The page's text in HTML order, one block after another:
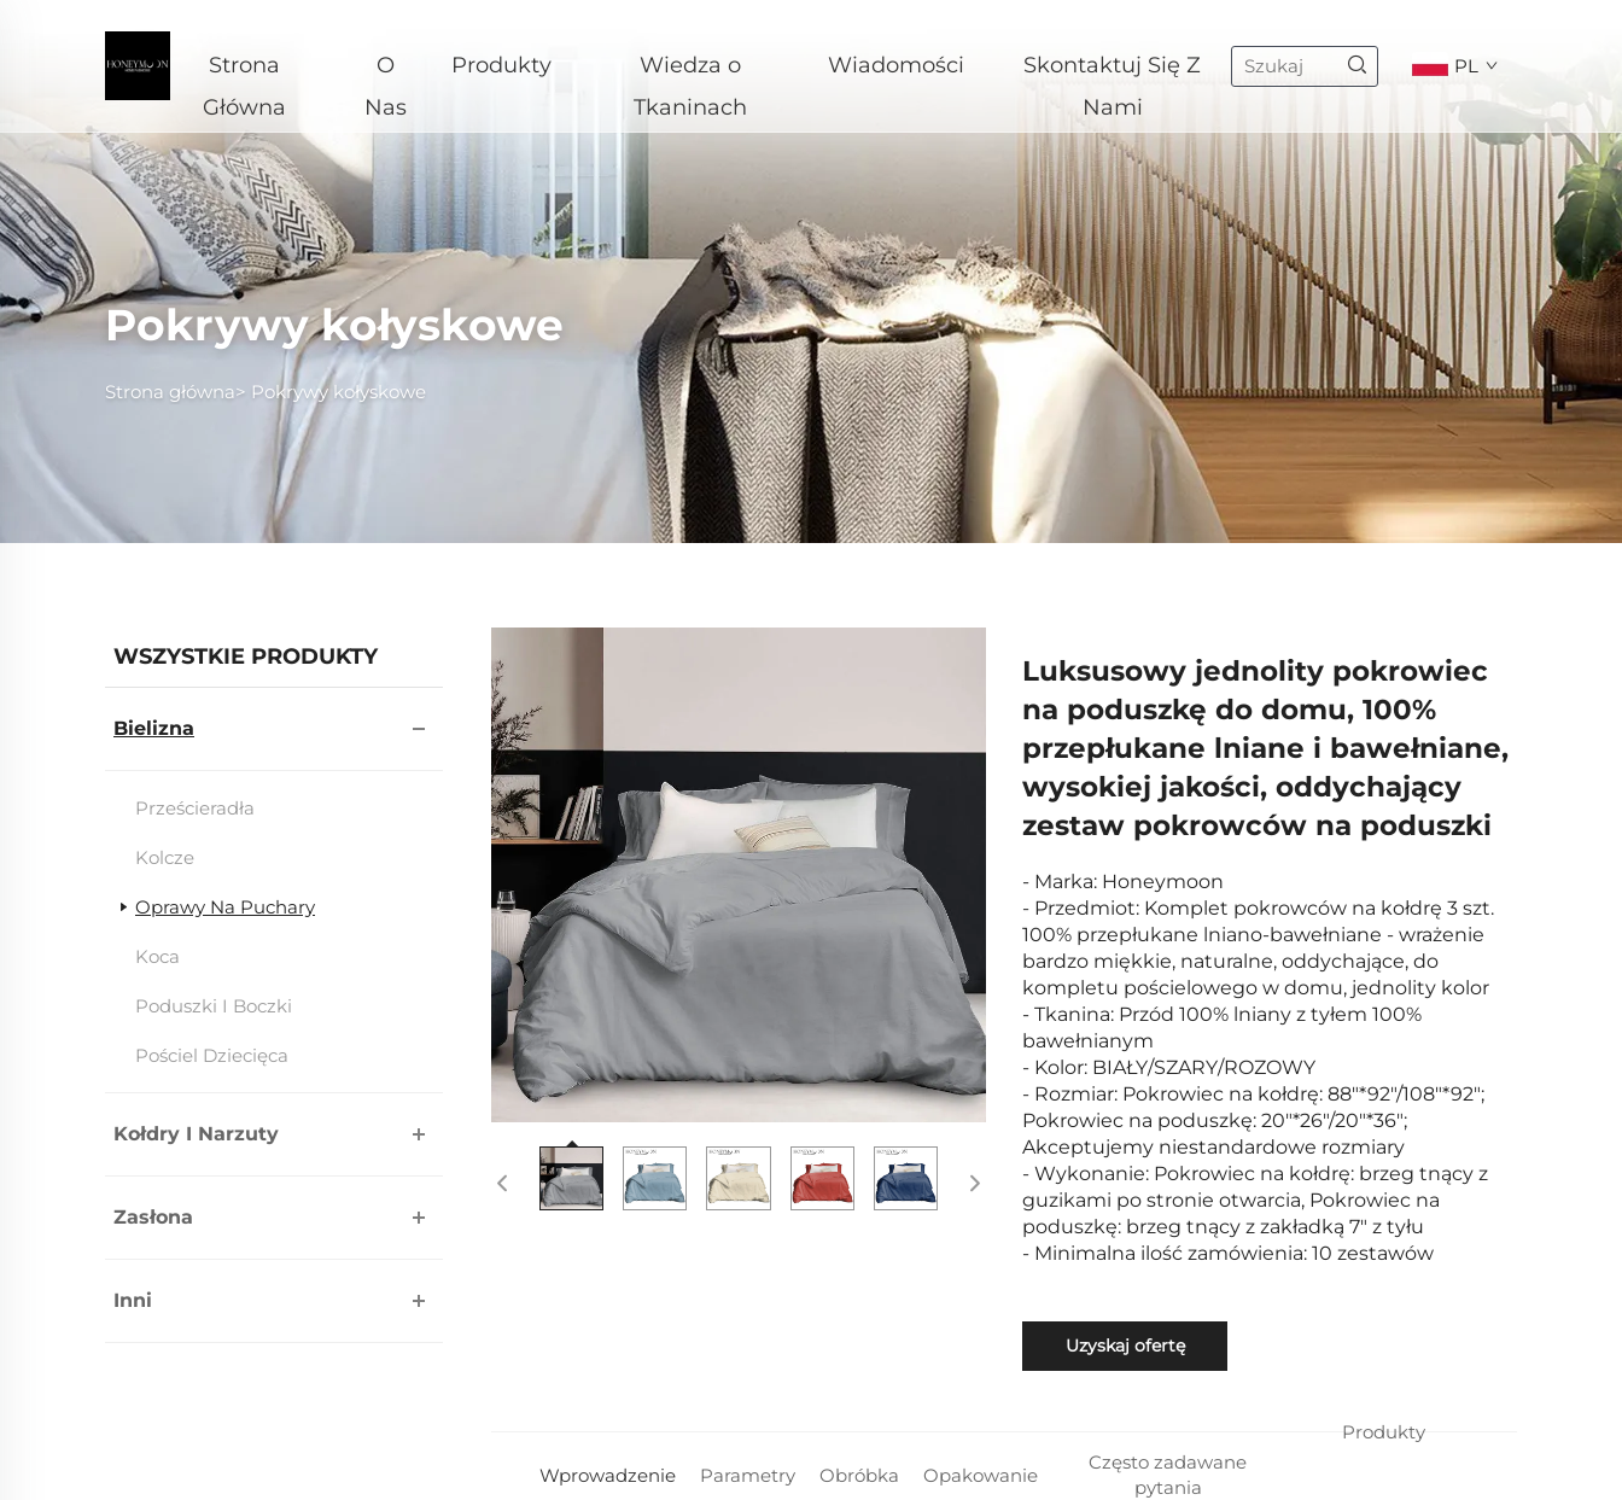
Strona
Główna
O
Nas
Produkty
Wiedza o
Tkaninach
Wiadomości
Skontaktuj Się Z
Nami
PL
Pokrywy kołyskowe
Strona główna> Pokrywy kołyskowe
WSZYSTKIE PRODUKTY
Bielizna
Prześcieradła
Kolcze
Oprawy Na Puchary
Koca
Poduszki I Boczki
Pościel Dziecięca
Kołdry I Narzuty
Zasłona
Inni
Luksusowy jednolity pokrowiec
na poduszkę do domu, 100%
przepłukane lniane i bawełniane,
wysokiej jakości, oddychający
zestaw pokrowców na poduszki
- Marka: Honeymoon
- Przedmiot: Komplet pokrowców na kołdrę 3 szt.
100% przepłukane lniano-bawełniane - wrażenie
bardzo miękkie, naturalne, oddychające, do
kompletu pościelowego w domu, jednolity kolor
- Tkanina: Przód 100% lniany z tyłem 100%
bawełnianym
- Kolor: BIAŁY/SZARY/ROZOWY
- Rozmiar: Pokrowiec na kołdrę: 88"*92"/108"*92";
Pokrowiec na poduszkę: 20"*26"/20"*36";
Akceptujemy niestandardowe rozmiary
- Wykonanie: Pokrowiec na kołdrę: brzeg tnący z
guzikami po stronie otwarcia, Pokrowiec na
poduszkę: brzeg tnący z zakładką 7" z tyłu
- Minimalna ilość zamówienia: 10 zestawów
Uzyskaj ofertę
Wprowadzenie Parametry Obróbka Opakowanie
Często zadawane
pytania
Produkty